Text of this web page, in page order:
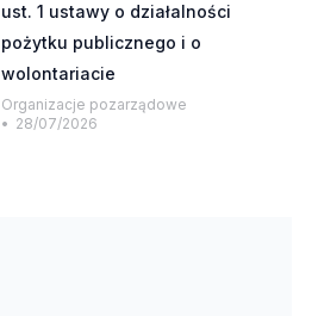
ust. 1 ustawy o działalności
pożytku publicznego i o
wolontariacie
Organizacje pozarządowe
28/07/2026